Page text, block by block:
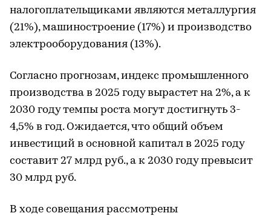
налогоплательщиками являются металлургия
(21%), машиностроение (17%) и производство
электрооборудования (13%).
Согласно прогнозам, индекс промышленного
производства в 2025 году вырастет на 2%, а к
2030 году темпы роста могут достигнуть 3-
4,5% в год. Ожидается, что общий объем
инвестиций в основной капитал в 2025 году
составит 27 млрд руб., а к 2030 году превысит
30 млрд руб.
В ходе совещания рассмотрены